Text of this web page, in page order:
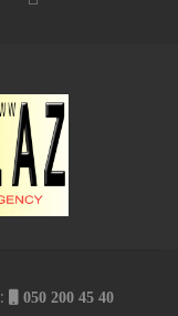
050 200 45 40